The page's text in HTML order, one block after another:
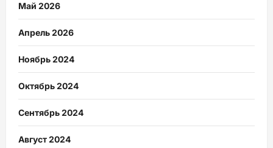
Май 2026
Апрель 2026
Ноябрь 2024
Октябрь 2024
Сентябрь 2024
Август 2024